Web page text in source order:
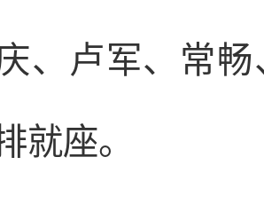
、卢军、常
就座。